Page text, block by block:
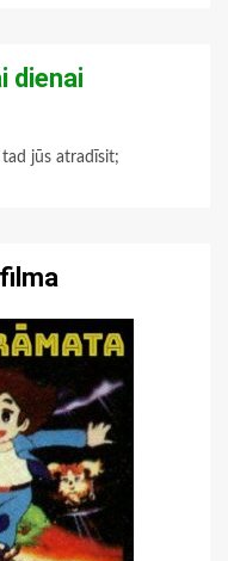
dienai
jūs atradīsit;